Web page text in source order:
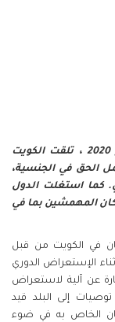
في 29 يناير 2020 ، تلقت الكويت
قضايا تشمل الحق في الجنسية،
كما استغلت الدول
المهمشين بما في
الإستعراض الدوري
عن آلية لاستعراض
إلى البلد قيد
الخاص به في ضوء